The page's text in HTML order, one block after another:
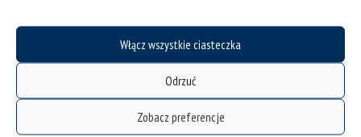
Włącz wszystkie ciasteczka
Odrzuć
Zobacz preferencje
USOSweb
UŚ od A do Z
oferty pracy
jak pracujemy?